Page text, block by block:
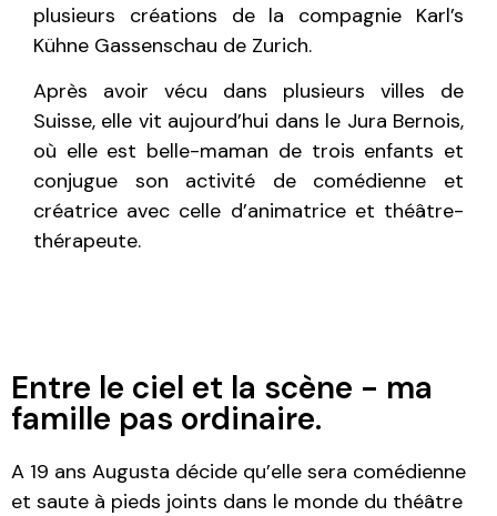
plusieurs créations de la compagnie Karl’s
Kühne Gassenschau de Zurich.
Après avoir vécu dans plusieurs villes de
Suisse, elle vit aujourd’hui dans le Jura Bernois,
où elle est belle-maman de trois enfants et
conjugue son activité de comédienne et
créatrice avec celle d’animatrice et théâtre-
thérapeute.
Entre le ciel et la scène - ma
famille pas ordinaire.
A 19 ans Augusta décide qu’elle sera comédienne
et saute à pieds joints dans le monde du théâtre